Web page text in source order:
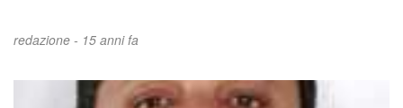
redazione - 15 anni fa